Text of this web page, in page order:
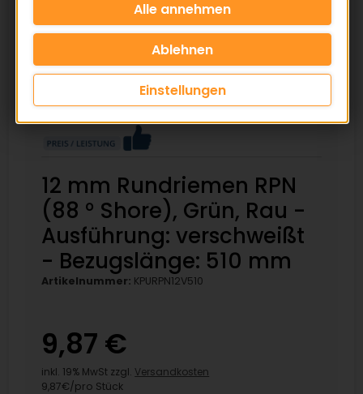
12 mm Rundriemen RPN
(88 ° Shore), Grün, Rau -
Ausführung: verschweißt
- Bezugslänge: 510 mm
Artikelnummer: KPURPN12V510
9,87 €
inkl. 19% MwSt zzgl. Versandkosten
9,87€/pro Stück
Einstellungen